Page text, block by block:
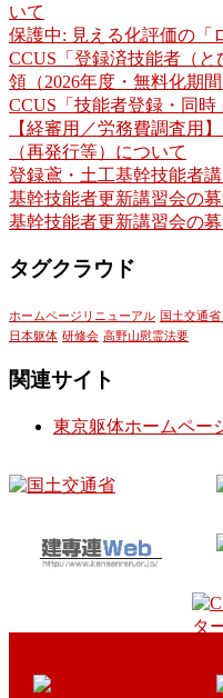
いて
保護中: 見える化評価の「
CCUS「登録済技能者（
領（2026年度・無料化期間
CCUS「技能者登録・同
【経審用／労務費調査用
（再発行等）について
登録鳶・土工基幹技能者
基幹技能者更新講習会の
基幹技能者更新講習会の
タグクラウド
ホームページリニューアル 国土交通
日本躯体 研修会 高野山慰霊法要
関連サイト
東京躯体ホームペー